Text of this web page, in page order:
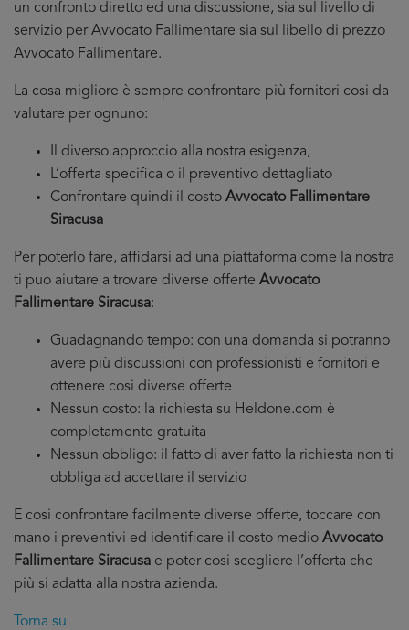
un confronto diretto ed una discussione, sia sul livello di
servizio per Avvocato Fallimentare sia sul libello di prezzo
Avvocato Fallimentare.
La cosa migliore è sempre confrontare più fornitori cosi da
valutare per ognuno:
Il diverso approccio alla nostra esigenza,
L’offerta specifica o il preventivo dettagliato
Confrontare quindi il costo Avvocato Fallimentare
Siracusa
Per poterlo fare, affidarsi ad una piattaforma come la nostra
ti puo aiutare a trovare diverse offerte Avvocato
Fallimentare Siracusa:
Guadagnando tempo: con una domanda si potranno
avere più discussioni con professionisti e fornitori e
ottenere cosi diverse offerte
Nessun costo: la richiesta su Heldone.com è
completamente gratuita
Nessun obbligo: il fatto di aver fatto la richiesta non ti
obbliga ad accettare il servizio
E cosi confrontare facilmente diverse offerte, toccare con
mano i preventivi ed identificare il costo medio Avvocato
Fallimentare Siracusa e poter cosi scegliere l’offerta che
più si adatta alla nostra azienda.
Torna su